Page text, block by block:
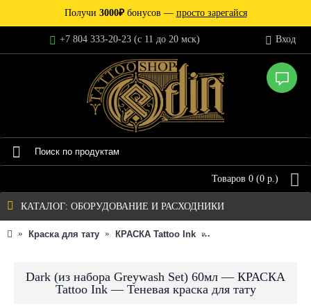
Получи 3000₽бонусов — просто зарегайся
+7 804 333-20-23 (c 11 до 20 мск) Вход
Товаров 0 (0 р.)
КАТАЛОГ: ОБОРУДОВАНИЕ И РАСХОДНИКИ
Краска для тату КРАСКА Tattoo Ink
Dark (из набора Greywash Set) 60мл — КРАСКА
Tattoo Ink — Теневая краска для тату